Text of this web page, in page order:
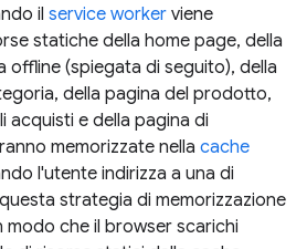
il service worker viene
statiche della home page, della
offline (spiegata di seguito), della
della pagina del prodotto,
acquisti e della pagina di
memorizzate nella cache
l'utente indirizza a una di
strategia di memorizzazione
modo che il browser scarichi